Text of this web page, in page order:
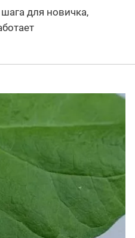
для новичка,